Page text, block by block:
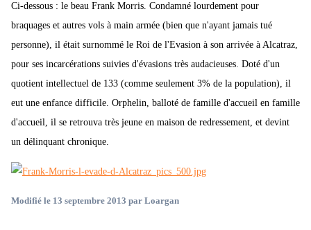
Ci-dessous : le beau Frank Morris. Condamné lourdement pour
braquages et autres vols à main armée (bien que n'ayant jamais tué
personne), il était surnommé le Roi de l'Evasion à son arrivée à Alcatraz,
pour ses incarcérations suivies d'évasions très audacieuses. Doté d'un
quotient intellectuel de 133 (comme seulement 3% de la population), il
eut une enfance difficile. Orphelin, balloté de famille d'accueil en famille
d'accueil, il se retrouva très jeune en maison de redressement, et devint
un délinquant chronique.
Modifié le 13 septembre 2013 par Loargan